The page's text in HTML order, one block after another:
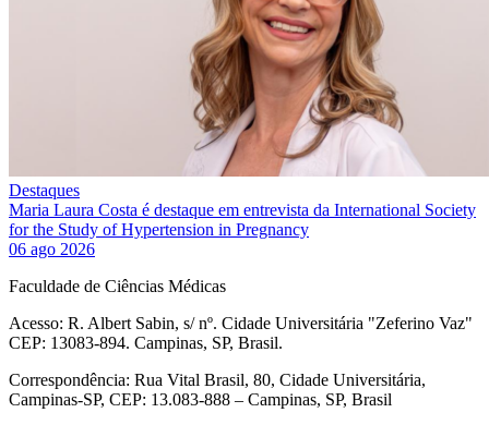
Destaques
Maria Laura Costa é destaque em entrevista da International Society
for the Study of Hypertension in Pregnancy
06 ago 2026
Faculdade de Ciências Médicas
Acesso: R. Albert Sabin, s/ nº. Cidade Universitária "Zeferino Vaz"
CEP: 13083-894. Campinas, SP, Brasil.
Correspondência: Rua Vital Brasil, 80, Cidade Universitária,
Campinas-SP, CEP: 13.083-888 – Campinas, SP, Brasil